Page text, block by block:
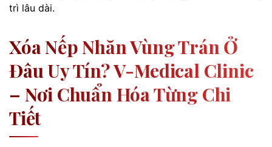
trì lâu dài.
Xóa Nếp Nhăn Vùng Trán Ở
Đâu Uy Tín? V-Medical Clinic
– Nơi Chuẩn Hóa Từng Chi
Tiết